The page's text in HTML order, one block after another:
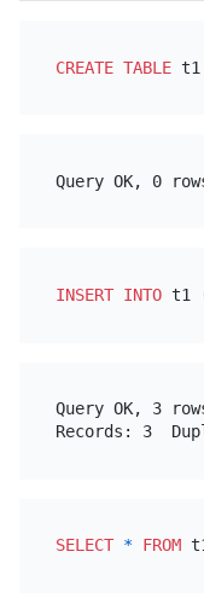
CREATE TABLE t1
INSERT INTO t1
Query OK, 3
SELECT * FROM